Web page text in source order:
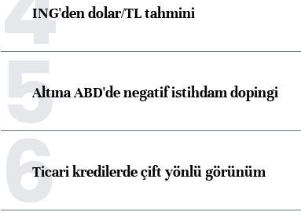
ING'den dolar/TL tahmini
5Altına ABD'de negatif istihdam dopingi
6Ticari kredilerde çift yönlü görünüm